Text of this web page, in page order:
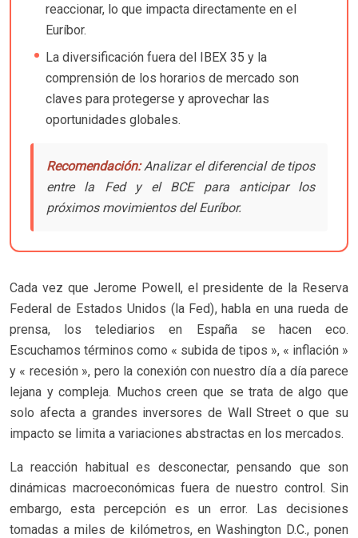
reaccionar, lo que impacta directamente en el
Euríbor.
La diversificación fuera del IBEX 35 y la
comprensión de los horarios de mercado son
claves para protegerse y aprovechar las
oportunidades globales.
Recomendación:Analizar el diferencial de tipos
entre la Fed y el BCE para anticipar los
próximos movimientos del Euríbor.
Cada vez que Jerome Powell, el presidente de la Reserva
Federal de Estados Unidos (la Fed), habla en una rueda de
prensa, los telediarios en España se hacen eco.
Escuchamos términos como « subida de tipos », « inflación »
y « recesión », pero la conexión con nuestro día a día parece
lejana y compleja. Muchos creen que se trata de algo que
solo afecta a grandes inversores de Wall Street o que su
impacto se limita a variaciones abstractas en los mercados.
La reacción habitual es desconectar, pensando que son
dinámicas macroeconómicas fuera de nuestro control. Sin
embargo, esta percepción es un error. Las decisiones
tomadas a miles de kilómetros, en Washington D.C., ponen